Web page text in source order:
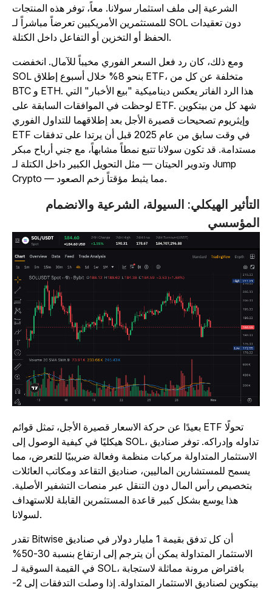
الشرعية إلى ملف استثمار سولانا. معاً، توفر هذه المنتجات
للمستثمرين الأمريكيين تعرضاً مباشراً لـ SOL دون تعقيدات
ومع ذلك، كان رد فعل السعر الفوري مخيباً للآمال. انخفضت
SOL بنحو 8% خلال أسبوع إطلاق ETF، متخلفة عن كل من
BTC و ETH. هذا الرد الفاتر يعكس ديناميكية "بيع الأخبار" التي
لوحظت في الموافقات السابقة على ETF. شهد كل من بيتكوين
وإيثريوم تصحيحات قصيرة الأجل بعد إطلاقهما للتداول الفوري
ETF في وقت سابق من عام 2025 قبل أن يرتدا على تدفقات
مستدامة. قد تكون سولانا تتبع نمطاً مشابهاً، مع جني أرباح مبكر
وتدوير الحيتان — مثل التحويل الكبير داخل الكتلة لـ Jump
الهيكلي: السيولة، الشرعية والانضمام
بعيدًا عن حركة الاسعار قصيرة الأجل، تمثل قوائم ETF تحولًا
هيكليًا في كيفية الوصول إلى SOL، تداوله وإدراكه. توفر صناديق
الاستثمار المتداولة مركبات منظمة وفعالة ضريبيًا للتعرض، مما
يسمح للمستشارين الماليين، صناديق التقاعد ومكاتب العائلات
بتخصيص رأس المال دون التنقل عبر منصات التشفير الأصلية.
هذا يوسع بشكل كبير قاعدة المستثمرين القابلة للاستهداف
تقدر Bitwise أن كل تدفق بقيمة 1 مليار دولار في صناديق
الاستثمار المتداولة يمكن أن يترجم إلى ارتفاع بنسبة 30-50%
في القيمة السوقية لـ SOL، بافتراض مرونة مماثلة لاستجابة
بيتكوين لصناديق الاستثمار المتداولة. إذا وصلت التدفقات إلى 2-